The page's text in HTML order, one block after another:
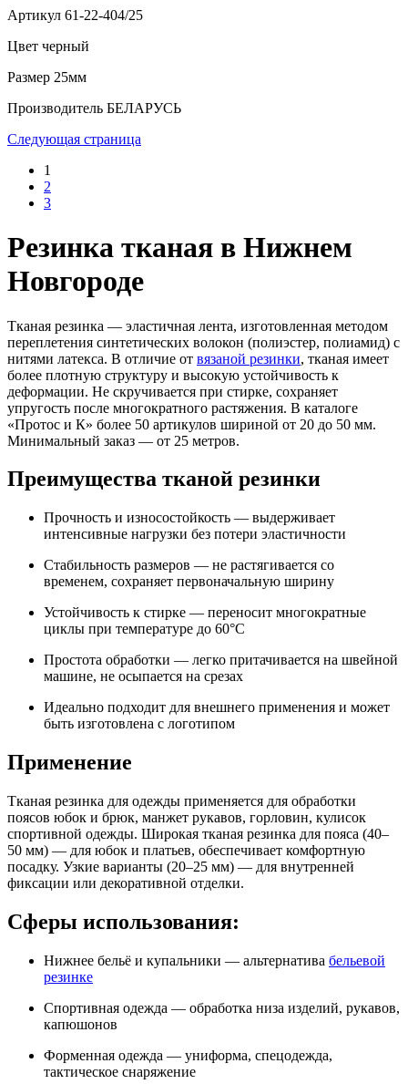
Артикул 61-22-404/25
Цвет черный
Размер 25мм
Производитель БЕЛАРУСЬ
Следующая страница
1
2
3
Резинка тканая в Нижнем
Новгороде
Тканая резинка — эластичная лента, изготовленная методом
переплетения синтетических волокон (полиэстер, полиамид) с
нитями латекса. В отличие от вязаной резинки, тканая имеет
более плотную структуру и высокую устойчивость к
деформации. Не скручивается при стирке, сохраняет
упругость после многократного растяжения. В каталоге
«Протос и К» более 50 артикулов шириной от 20 до 50 мм.
Минимальный заказ — от 25 метров.
Преимущества тканой резинки
Прочность и износостойкость — выдерживает
интенсивные нагрузки без потери эластичности
Стабильность размеров — не растягивается со
временем, сохраняет первоначальную ширину
Устойчивость к стирке — переносит многократные
циклы при температуре до 60°C
Простота обработки — легко притачивается на швейной
машине, не осыпается на срезах
Идеально подходит для внешнего применения и может
быть изготовлена с логотипом
Применение
Тканая резинка для одежды применяется для обработки
поясов юбок и брюк, манжет рукавов, горловин, кулисок
спортивной одежды. Широкая тканая резинка для пояса (40–
50 мм) — для юбок и платьев, обеспечивает комфортную
посадку. Узкие варианты (20–25 мм) — для внутренней
фиксации или декоративной отделки.
Сферы использования:
Нижнее бельё и купальники — альтернатива бельевой
резинке
Спортивная одежда — обработка низа изделий, рукавов,
капюшонов
Форменная одежда — униформа, спецодежда,
тактическое снаряжение